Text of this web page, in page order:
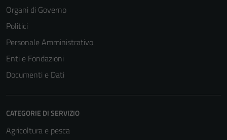
Organi di Governo
Politici
Personale Amministrativo
Enti e Fondazioni
Documenti e Dati
CATEGORIE DI SERVIZIO
Agricoltura e pesca